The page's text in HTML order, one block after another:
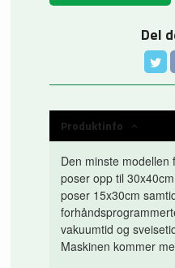
Del
Produktinfo
Den minste
poser opp til
poser 15x30cm
vakuumtid og
Maskinen kommer